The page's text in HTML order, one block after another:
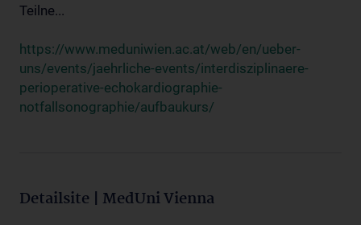
Teilne...
https://www.meduniwien.ac.at/web/en/ueber-
uns/events/jaehrliche-events/interdisziplinaere-
perioperative-echokardiographie-
notfallsonographie/aufbaukurs/
Detailsite | MedUni Vienna